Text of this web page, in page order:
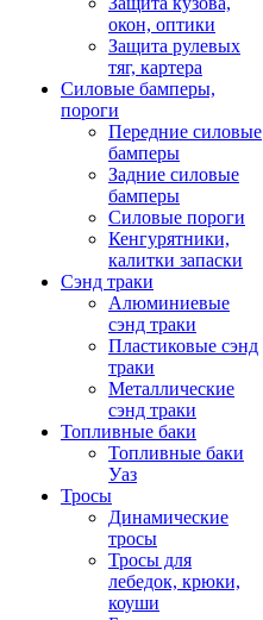
окон, оптики
Защита рулевых
тяг, картера
Силовые бамперы,
пороги
Передние силовые
бамперы
Задние силовые
бамперы
Силовые пороги
Кенгурятники,
калитки запаски
Сэнд траки
Алюминиевые
сэнд траки
Пластиковые сэнд
траки
Металлические
сэнд траки
Топливные баки
Топливные баки
Уаз
Тросы
Динамические
тросы
Тросы для
лебедок, крюки,
коуши